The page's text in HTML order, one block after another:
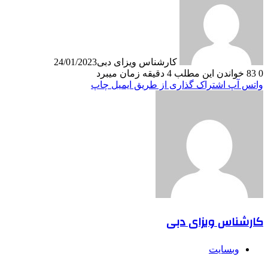
کارشناس ویزای دبی24/01/2023
0
خواندن این مطلب 4 دقیقه زمان میبرد
واتس آپ اشتراک گذاری از طریق ایمیل چاپ
کارشناس ویزای دبی
وبسایت